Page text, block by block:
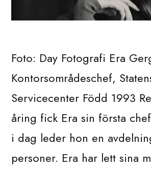
Foto: Day Fotografi Era
Kontorsområdeschef,
Servicecenter Född 1993
åring fick Era sin första
i dag leder hon en
personer. Era har lett sina